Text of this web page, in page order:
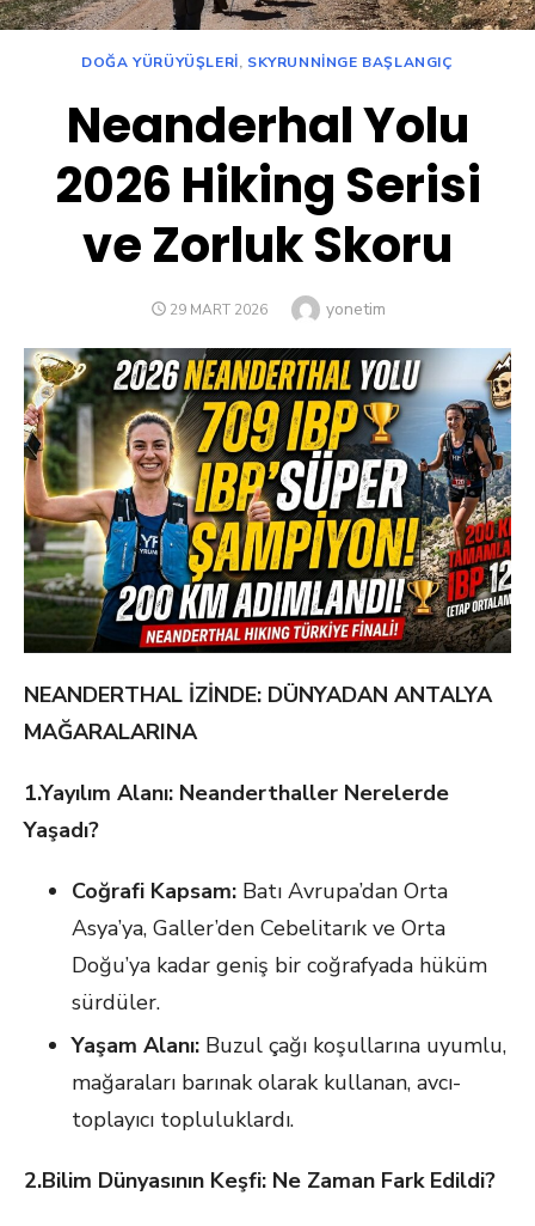
DOĞA YÜRÜYÜŞLERI, SKYRUNNINGE BAŞLANGIÇ
Neanderhal Yolu
2026 Hiking Serisi
ve Zorluk Skoru
POSTED
29 MART 2026 Author
yonetim
NEANDERTHAL İZİNDE: DÜNYADAN ANTALYA
MAĞARALARINA
1.Yayılım Alanı: Neanderthaller Nerelerde
Yaşadı?
Coğrafi Kapsam: Batı Avrupa’dan Orta
Asya’ya, Galler’den Cebelitarık ve Orta
Doğu’ya kadar geniş bir coğrafyada hüküm
sürdüler.
Yaşam Alanı: Buzul çağı koşullarına uyumlu,
mağaraları barınak olarak kullanan, avcı-
toplayıcı topluluklardı.
2.Bilim Dünyasının Keşfi: Ne Zaman Fark Edildi?